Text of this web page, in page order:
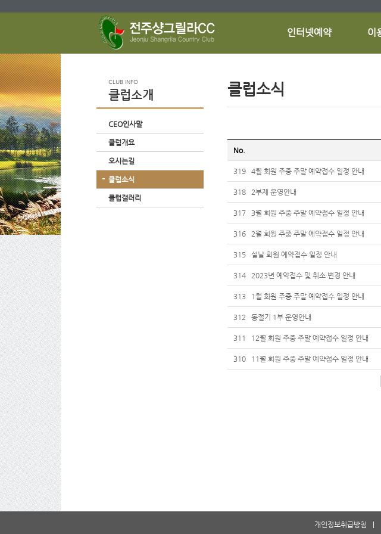
인터넷예약 이
CLUB INFO
클럽소개
CEO인사말
클럽개요
오시는길
클럽소식
클럽갤러리
클럽소식
No.
319 4월 회원 주중 주말 예약접수 일정 안내
318 2부제 운영안내
317 3월 회원 주중 주말 예약접수 일정 안내
316 2월 회원 주중 주말 예약접수 일정 안내
315 설날 회원 예약접수 일정 안내
314 2023년 예약접수 및 취소 변경 안내
313 1월 회원 주중 주말 예약접수 일정 안내
312 동절기 1부 운영안내
311 12월 회원 주중 주말 예약접수 일정 안내
310 11월 회원 주중 주말 예약접수 일정 안내
개인정보취급방침